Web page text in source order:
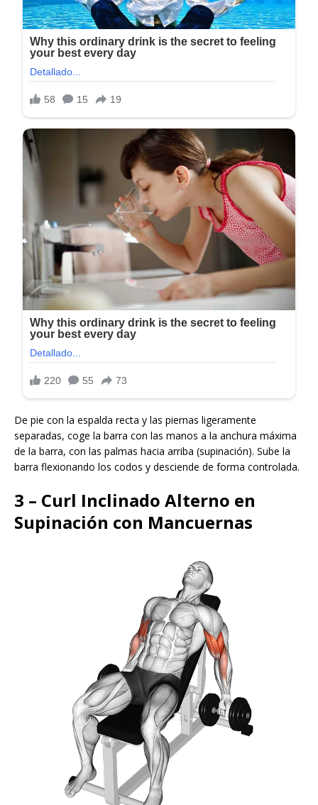
De pie con la espalda recta y las piernas ligeramente
separadas, coge la barra con las manos a la anchura máxima
de la barra, con las palmas hacia arriba (supinación). Sube la
barra flexionando los codos y desciende de forma controlada.
3 – Curl Inclinado Alterno en
Supinación con Mancuernas